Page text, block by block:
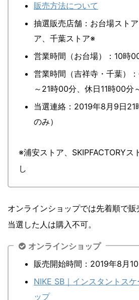
販売方法について
抽選販売店舗：お台場スト
ア、千葉ストア※
営業時間（お台場）：10時
営業時間（吉祥寺・千葉）
～21時00分、休日11時00分
当選連絡：2019年8月9日21
のみ）
※浦安ストア、SKIPFACTORYス
し
オンラインショップでは先着順で
当選した人は購入不可。
オンラインショップ
販売開始時間：2019年8月
NIKE SB｜インスタントス
ップ